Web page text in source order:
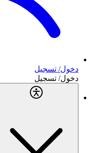
دخول/ تسجيل
دخول/ تسجيل